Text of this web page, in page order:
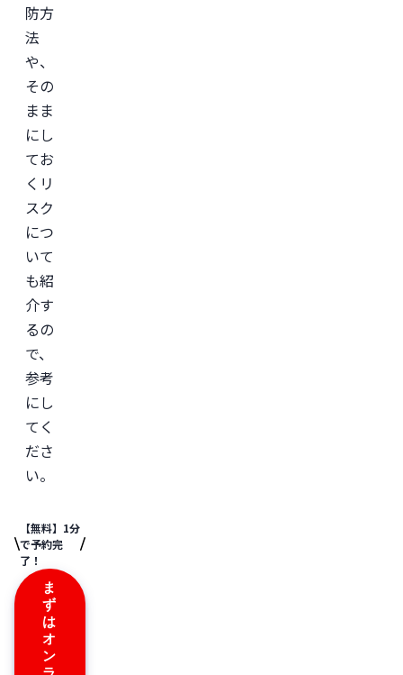
防方
法
や、
その
まま
にし
てお
くリ
スク
につ
いて
も紹
介す
るの
で、
参考
にし
てく
ださ
い。
【無料】1分
で予約完
了！
ま
ず
は
オ
ン